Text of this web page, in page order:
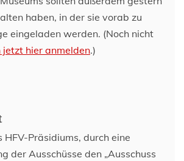
haben, in der sie vorab zu
eingeladen werden. (Noch nicht
jetzt hier anmelden.)
HFV-Präsidiums, durch eine
der Ausschüsse den „Ausschuss